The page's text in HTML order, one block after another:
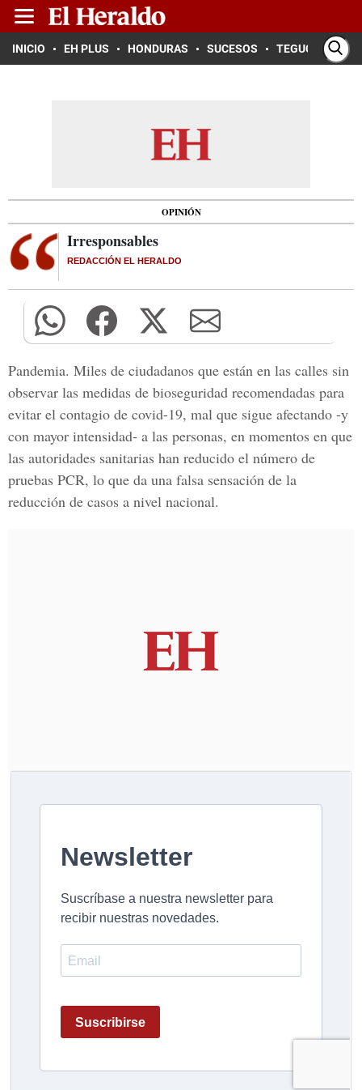
INICIO EH PLUS HONDURAS SUCESOS TEGUCIGALPA
OPINIÓN
Irresponsables
REDACCIÓN EL HERALDO
Pandemia. Miles de ciudadanos que están en las calles sin
observar las medidas de bioseguridad recomendadas para
evitar el contagio de covid-19, mal que sigue afectando -y
con mayor intensidad- a las personas, en momentos en que
las autoridades sanitarias han reducido el número de
pruebas PCR, lo que da una falsa sensación de la
reducción de casos a nivel nacional.